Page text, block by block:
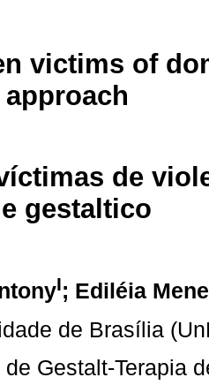
victims of
de
gestaltico
I; Ediléia
de Brasília
de Gestalt-Terapia